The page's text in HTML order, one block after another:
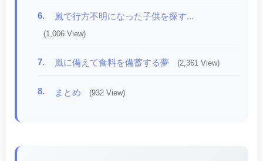
6. 嵐で行方不明になった子供を探す...
(1,006 View)
7. 嵐に備えて食料を備蓄する夢 (2,361 View)
8. まとめ (932 View)